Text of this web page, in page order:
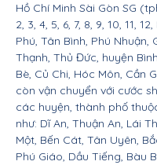
Hồ Chí Minh Sài Gòn SG
2, 3, 4, 5, 6, 7, 8, 9, 10, 11,
Phú, Tân Bình, Phú Nhuận,
Thạnh, Thủ Đức, huyện
Bè, Củ Chi, Hóc Môn, Cần
còn vận chuyển với cước
các huyện, thành phố
như: Dĩ An, Thuận An, Lái
Một, Bến Cát, Tân Uyên,
Phú Giáo, Dầu Tiếng, Bàu